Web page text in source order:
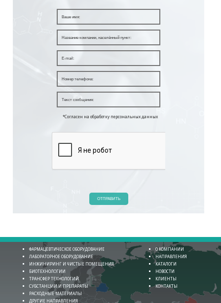
*Согласен на обработку персональных данных
ОТПРАВИТЬ
ФАРМАЦЕВТИЧЕСКОЕ ОБОРУДОВАНИЕ
ЛАБОРАТОРНОЕ ОБОРУДОВАНИЕ
ИНЖИНИРИНГ И ЧИСТЫЕ ПОМЕЩЕНИЯ
БИОТЕХНОЛОГИИ
ТРАНСФЕР ТЕХНОЛОГИЙ
СУБСТАНЦИИ И ПРЕПАРАТЫ
РАСХОДНЫЕ МАТЕРИАЛЫ
ДРУГИЕ НАПРАВЛЕНИЯ
О КОМПАНИИ
НАПРАВЛЕНИЯ
КАТАЛОГИ
НОВОСТИ
КЛИЕНТЫ
КОНТАКТЫ